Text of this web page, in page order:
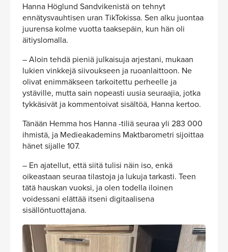
Hanna Höglund Sandvikenistä on tehnyt
ennätysvauhtisen uran TikTokissa. Sen alku juontaa
juurensa kolme vuotta taaksepäin, kun hän oli
äitiyslomalla.
– Aloin tehdä pieniä julkaisuja arjestani, mukaan
lukien vinkkejä siivoukseen ja ruoanlaittoon. Ne
olivat enimmäkseen tarkoitettu perheelle ja
ystäville, mutta sain nopeasti uusia seuraajia, jotka
tykkäsivät ja kommentoivat sisältöä, Hanna kertoo.
Tänään Hemma hos Hanna -tiliä seuraa yli 283 000
ihmistä, ja Medieakademins Maktbarometri sijoittaa
hänet sijalle 107.
– En ajatellut, että siitä tulisi näin iso, enkä
oikeastaan seuraa tilastoja ja lukuja tarkasti. Teen
tätä hauskan vuoksi, ja olen todella iloinen
voidessani elättää itseni digitaalisena
sisällöntuottajana.